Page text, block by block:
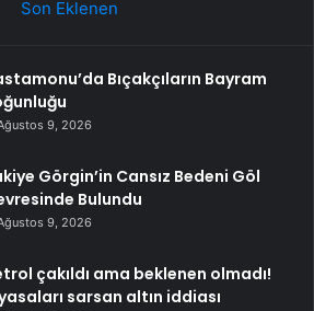
Son Eklenen
Bıçakçıların Bayram
9, 2026
Görgin’in Cansız Bedeni Göl
Bulundu
9, 2026
çakıldı ama beklenen olmadı!
sarsan altın iddiası